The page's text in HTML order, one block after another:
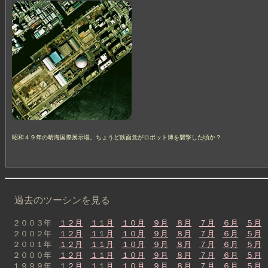
昭和４９年の晴海国際展示場。ちょうど鉄面党がロボット博を襲撃した頃か？
過去のツーシンを見る
２００３年 １２月 １１月 １０月 ９月 ８月 ７月 ６月 ５月
２００２年
１２月 １１月 １０月 ９月 ８月 ７月 ６月 ５月
２００１年
１２月 １１月 １０月 ９月 ８月 ７月 ６月 ５月
２０００年
１２月 １１月 １０月 ９月 ８月 ７月 ６月 ５月
１９９９年
１２月 １１月 １０月 ９月 ８月 ７月 ６月 ５月